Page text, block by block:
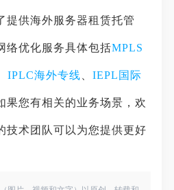
提供海外服务器租赁托管
络优化服务具体包括MPLS
IPLC海外专线 、IEPL 国际
果您有相关的业务场景，欢
技术团队可以为您提供更好